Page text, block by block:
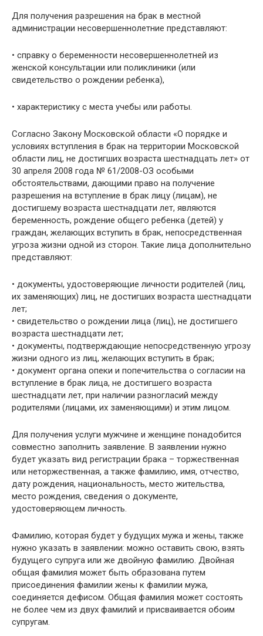
Для получения разрешения на брак в местной
администрации несовершеннолетние представляют:
• справку о беременности несовершеннолетней из
женской консультации или поликлиники (или
свидетельство о рождении ребенка),
• характеристику с места учебы или работы.
Согласно Закону Московской области «О порядке и
условиях вступления в брак на территории Московской
области лиц, не достигших возраста шестнадцать лет» от
30 апреля 2008 года № 61/2008-ОЗ особыми
обстоятельствами, дающими право на получение
разрешения на вступление в брак лицу (лицам), не
достигшему возраста шестнадцати лет, являются
беременность, рождение общего ребенка (детей) у
граждан, желающих вступить в брак, непосредственная
угроза жизни одной из сторон. Такие лица дополнительно
представляют:
• документы, удостоверяющие личности родителей (лиц,
их заменяющих) лиц, не достигших возраста шестнадцати
лет;
• свидетельство о рождении лица (лиц), не достигшего
возраста шестнадцати лет;
• документы, подтверждающие непосредственную угрозу
жизни одного из лиц, желающих вступить в брак;
• документ органа опеки и попечительства о согласии на
вступление в брак лица, не достигшего возраста
шестнадцати лет, при наличии разногласий между
родителями (лицами, их заменяющими) и этим лицом.
Для получения услуги мужчине и женщине понадобится
совместно заполнить заявление. В заявлении нужно
будет указать вид регистрации брака – торжественная
или неторжественная, а также фамилию, имя, отчество,
дату рождения, национальность, место жительства,
место рождения, сведения о документе,
удостоверяющем личность.
Фамилию, которая будет у будущих мужа и жены, также
нужно указать в заявлении: можно оставить свою, взять
будущего супруга или же двойную фамилию. Двойная
общая фамилия может быть образована путем
присоединения фамилии жены к фамилии мужа,
соединяется дефисом. Общая фамилия может состоять
не более чем из двух фамилий и присваивается обоим
супругам.